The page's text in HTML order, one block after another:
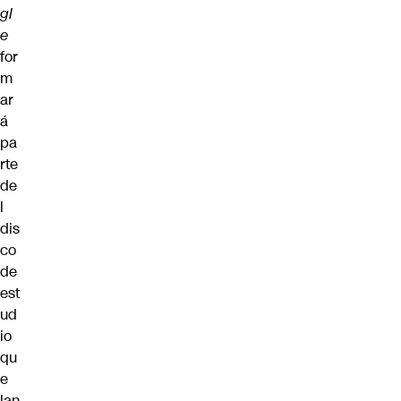
gl
e
for
m
ar
á
pa
rte
de
l
dis
co
de
est
ud
io
qu
e